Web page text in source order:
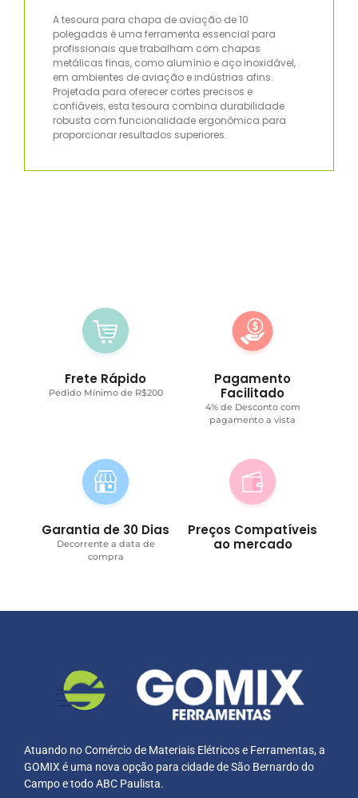
A tesoura para chapa de aviação de 10
polegadas é uma ferramenta essencial para
profissionais que trabalham com chapas
metálicas finas, como alumínio e aço inoxidável,
em ambientes de aviação e indústrias afins.
Projetada para oferecer cortes precisos e
confiáveis, esta tesoura combina durabilidade
robusta com funcionalidade ergonômica para
proporcionar resultados superiores.
Frete Rápido
Pedido Mínimo de R$200
Pagamento
Facilitado
4% de Desconto com
pagamento a vista
Garantia de 30 Dias
Decorrente a data de
compra
Preços Compatíveis
ao mercado
Atuando no Comércio de Materiais Elétricos e Ferramentas, a
GOMIX é uma nova opção para cidade de São Bernardo do
Campo e todo ABC Paulista.